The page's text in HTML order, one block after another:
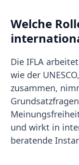
Welche
Die IFLA
wie der
zusammen,
und wirkt in
beratende